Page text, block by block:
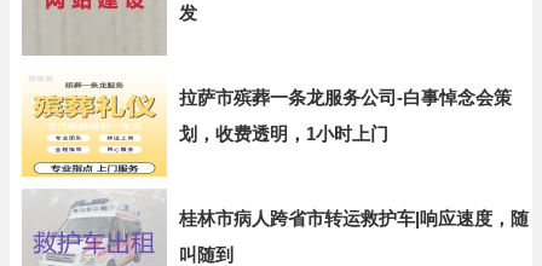
发
拉萨市殡葬一条龙服务公司-白事悼念会策
划，收费透明，1小时上门
桂林市病人跨省市转运救护车|响应速度，随
叫随到